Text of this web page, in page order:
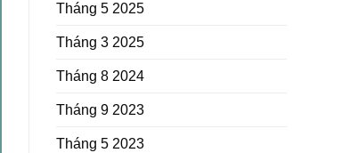
Tháng 5 2025
Tháng 3 2025
Tháng 8 2024
Tháng 9 2023
Tháng 5 2023